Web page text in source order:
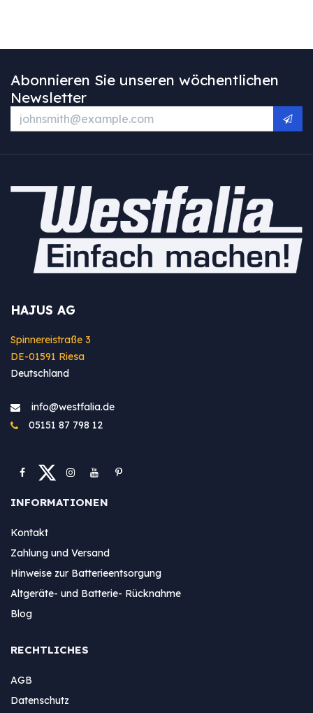
Abonnieren Sie unseren wöchentlichen
Newsletter
HAJUS AG
Spinnereistraße 3
DE-01591 Riesa
Deutschland
info@westfa​lia.de
05151 87 798 12
INFORMATIONEN
Kontakt
Zahlung und Versand
Hinweise zur Batterieentsorgung
Altgeräte- und Batterie- Rücknahme
Blog
RECHTLICHES
AGB
Datenschutz